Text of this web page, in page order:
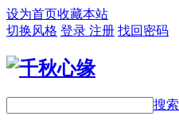
设为首页收藏本站
切换风格 登录 注册 找回密码
搜索